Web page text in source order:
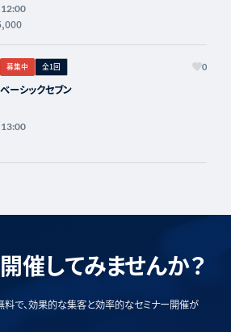
フォーライフ】
募集中 全1回 0
ベーシックセブン
催してみませんか？
料で、効果的な集客と効率的なセミナー開催が